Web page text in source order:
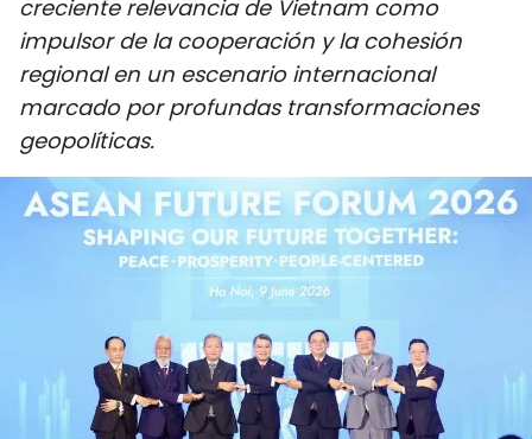
VIAJES
PUENTE DE AMISTAD
HISTORIAS MULTIMEDIA
FOTOGRAFÍA
TIẾNG VIỆT
ENGLISH
creciente relevancia de Vietnam como
impulsor de la cooperación y la cohesión
regional en un escenario internacional
marcado por profundas transformaciones
geopolíticas.